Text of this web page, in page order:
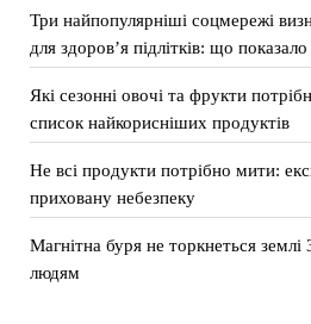
Три найпопулярніші соцмережі
для здоров’я підлітків: що
Які сезонні овочі та фрукти
список найкорисніших продуктів
Не всі продукти потрібно мити:
приховану небезпеку
Магнітна буря не торкнеться
людям